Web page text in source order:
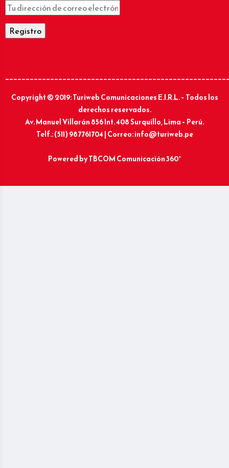
Copyright © 2019: Turiweb Comunicaciones E.I.R.L. – Todos los
derechos reservados.
Av. Manuel Villarán 856 Int. 408 Surquillo, Lima – Perú.
Telf.: (511) 987761704 | Correo: info@turiweb.pe
Powered byTBCOM Comunicación 360°